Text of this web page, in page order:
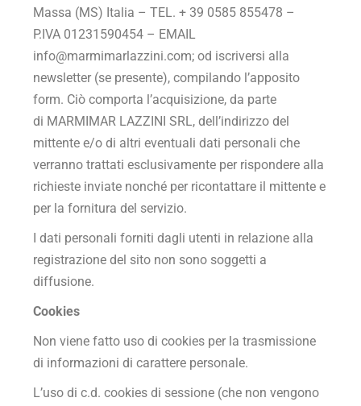
Massa (MS) Italia – TEL. + 39 0585 855478 –
P.IVA 01231590454 – EMAIL
info@marmimarlazzini.com; od iscriversi alla
newsletter (se presente), compilando l’apposito
form. Ciò comporta l’acquisizione, da parte
di MARMIMAR LAZZINI SRL, dell’indirizzo del
mittente e/o di altri eventuali dati personali che
verranno trattati esclusivamente per rispondere alla
richieste inviate nonché per ricontattare il mittente e
per la fornitura del servizio.
I dati personali forniti dagli utenti in relazione alla
registrazione del sito non sono soggetti a
diffusione.
Cookies
Non viene fatto uso di cookies per la trasmissione
di informazioni di carattere personale.
L’uso di c.d. cookies di sessione (che non vengono